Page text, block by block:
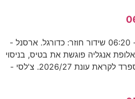
ארסנל - ר. בטיס 06:00 - 06:20 שידור חוזר: כדורגל. ארסנל -
אנגליה פוגשת את בטיס, בניסוי
כלים ממחנה האימונים בספרד לקראת עונת 2026/27. צ'לסי -